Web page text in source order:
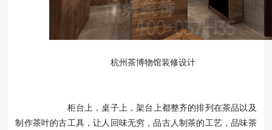
杭州茶博物馆装修设计
柜台上，桌子上，架台上都整齐的排列在茶品以及
制作茶叶的古工具，让人回味无穷，品古人制茶的工艺，品味茶